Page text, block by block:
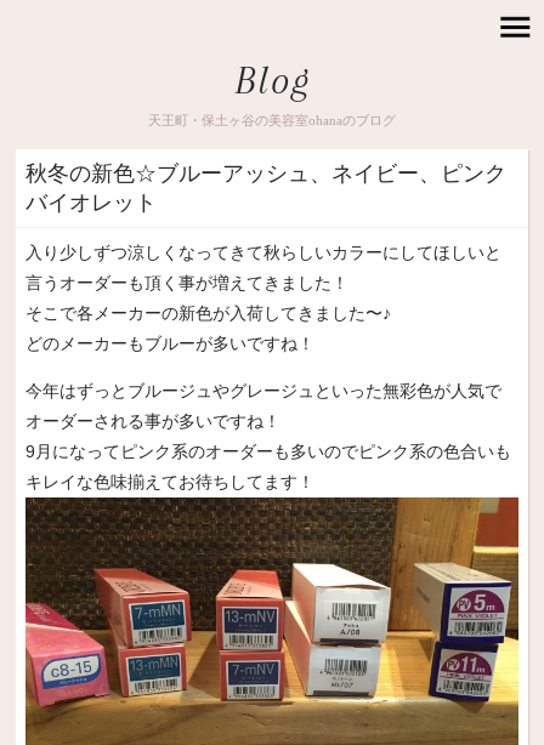
Blog
天王町・保土ヶ谷の美容室ohanaのブログ
秋冬の新色☆ブルーアッシュ、ネイビー、ピンク
バイオレット
入り少しずつ涼しくなってきて秋らしいカラーにしてほしいと
言うオーダーも頂く事が増えてきました！
そこで各メーカーの新色が入荷してきました〜♪
どのメーカーもブルーが多いですね！
今年はずっとブルージュやグレージュといった無彩色が人気で
オーダーされる事が多いですね！
9月になってピンク系のオーダーも多いのでピンク系の色合いも
キレイな色味揃えてお待ちしてます！